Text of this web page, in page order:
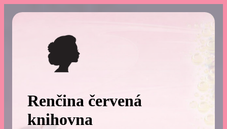
Renčina červená
knihovna